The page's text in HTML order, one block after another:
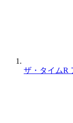
ザ・タイムR